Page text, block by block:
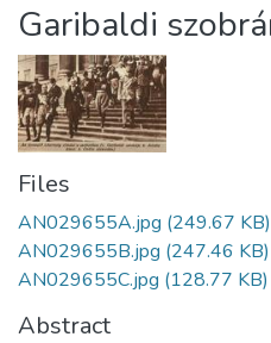
Statistics
About us
Garibaldi
Files
AN029655A.jpg (249.67 KB)
AN029655B.jpg (247.46 KB)
AN029655C.jpg (128.77 KB)
Abstract